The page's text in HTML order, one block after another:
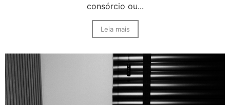
consórcio ou...
Leia mais